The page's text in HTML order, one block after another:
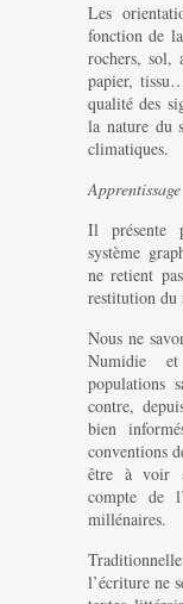
Les
fonction de
rochers,
papier,
qualité des
la nature du
climatiques.
Apprentissage
Il présente
système
ne retient
restitution du
Nous ne
Numidie
populations
contre,
bien
conventions
être à voir
compte de
millénaires.
l’écriture ne